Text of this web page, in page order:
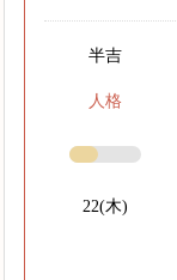
半吉
人格
22(木)